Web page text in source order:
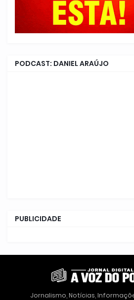
PODCAST: DANIEL ARAÚJO
PUBLICIDADE
Jornalismo, Notícias,